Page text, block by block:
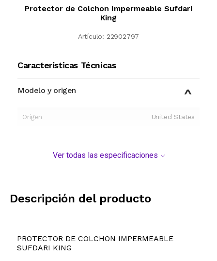
Protector de Colchon Impermeable Sufdari
King
Artículo: 22902797
Características Técnicas
Modelo y origen
Origen United States
Ver todas las especificaciones
Descripción del producto
PROTECTOR DE COLCHON IMPERMEABLE
SUFDARI KING